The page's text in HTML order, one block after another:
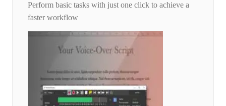
Perform basic tasks with just one click to achieve a
faster workflow